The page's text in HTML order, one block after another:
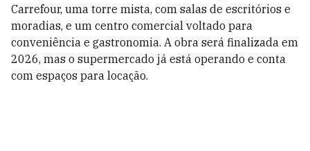
Carrefour, uma torre mista, com salas de escritórios e
moradias, e um centro comercial voltado para
conveniência e gastronomia. A obra será finalizada em
2026, mas o supermercado já está operando e conta
com espaços para locação.